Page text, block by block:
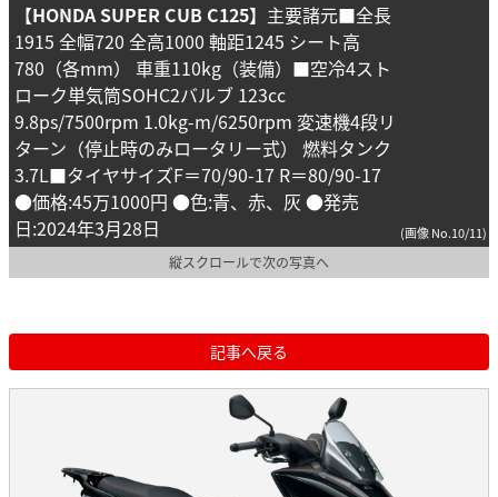
【HONDA SUPER CUB C125】 主要諸元■全長
1915 全幅720 全高1000 軸距1245 シート高
780（各mm） 車重110kg（装備）■空冷4スト
ローク単気筒SOHC2バルブ 123cc
9.8ps/7500rpm 1.0kg-m/6250rpm 変速機4段リ
ターン（停止時のみロータリー式） 燃料タンク
3.7L■タイヤサイズF＝70/90-17 R＝80/90-17
●価格:45万1000円 ●色:青、赤、灰 ●発売
日:2024年3月28日
(画像 No.10/11)
縦スクロールで次の写真へ
記事へ戻る